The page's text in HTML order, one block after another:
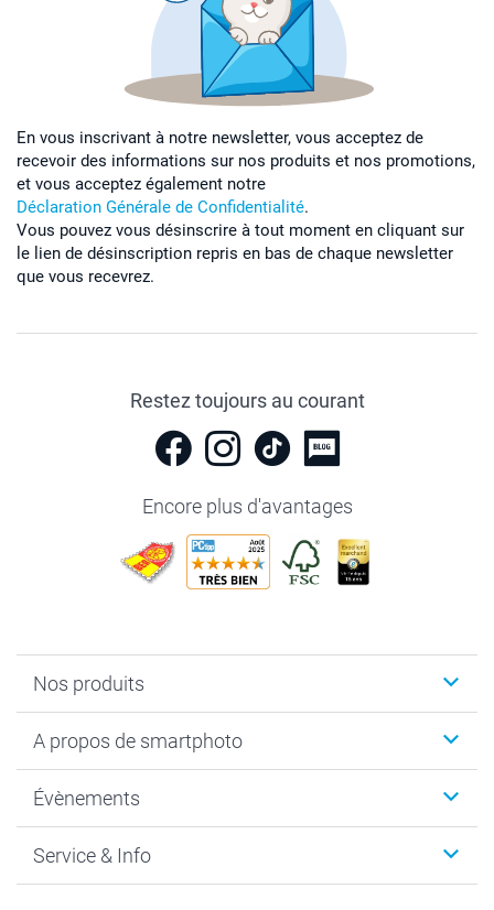
En vous inscrivant à notre newsletter, vous acceptez de
recevoir des informations sur nos produits et nos promotions,
et vous acceptez également notre
Déclaration Générale de Confidentialité.
Vous pouvez vous désinscrire à tout moment en cliquant sur
le lien de désinscription repris en bas de chaque newsletter
que vous recevrez.
Restez toujours au courant
Encore plus d'avantages
Nos produits
Cadeaux photo
MyNameBook
Développement photo & Tirage photo
A propos de smartphoto
Durabilité
Gestion des cookies
Évènements
Nouvel An
Service & Info